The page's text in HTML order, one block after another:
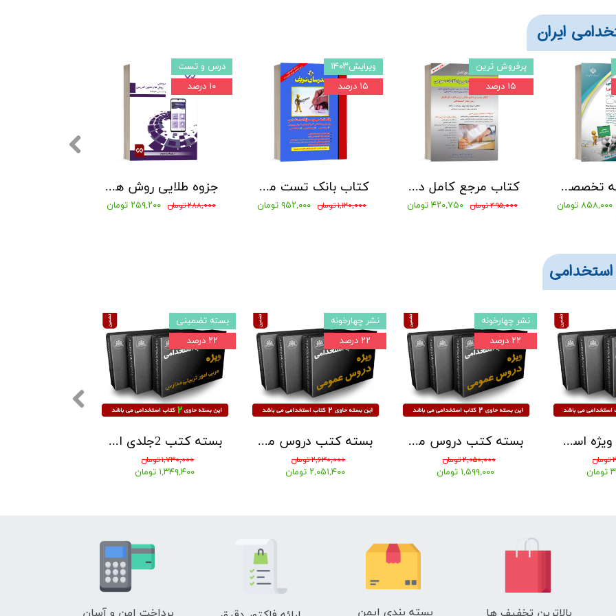
جزوه طلایی روش ها و فنون تدریس بهمراه نمونه سوالات با پاسخنامه تشریحی
۲۸۸,۰۰۰ تومان ۲۵۹,۲۰۰ تومان
درس و تست
۱۰ درصد
کتاب بانک تست مجموعه سوالات طبقه بندی شده آموزگار ابتدایی 1404 مدرسان شریف
۱,۱۲۰,۰۰۰ تومان ۹۵۲,۰۰۰ تومان
ویرایش۱۴۰۳
۱۵ درصد
کتاب مرجع کامل دروس عمومی آزمونهای استخدامی شاپور درویشی
۴۹۵,۰۰۰ تومان ۴۲۰,۷۵۰ تومان
پرفروش ترین
۱۵ درصد
کتاب حیطه تخصصی آزمون مشاغل کیفیت بخشی آموزش و پروش مربی امور تربیتی1404 نشر آراه
۸۵۸,۰۰۰ تومان
ایران
بسته کتب 2جلدی استخدامی مشاغل کیفیت بخشی آموزش و پروش مربی امور تربیتی1405 نشر آراه
۱,۷۳۰,۰۰۰ تومان
۱,۳۴۹,۴۰۰ تومان
بسته تضمینی
۲۲ درصد
بسته کتب دروس مشترک (عمومی - اختصاصی) آزمون استخدامی آموزش و پرورش 1405 نشر آرسا
۲,۶۳۰,۰۰۰ تومان
۲,۰۵۱,۴۰۰ تومان
نشر چهارخونه
۲۲ درصد
بسته کتب دروس مشترک عمومی اختصاصی آزمون استخدامی آموزش و پرورش 1405 نشر چهارخونه
۲,۰۵۰,۰۰۰ تومان
۱,۵۹۹,۰۰۰ تومان
نشر چهارخونه
۲۲ درصد
بسته کتب ویژه استخدامی آموزگار ابتدایی 1405 ( دروس حیطه عمومی ، اختصاصی و تخصصی ) نشر آرسا
بسته بندی ایمن